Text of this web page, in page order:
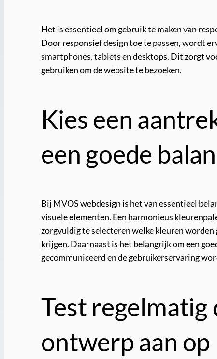
Het is essentieel om gebruik te maken van
Door responsief design toe te passen, wordt
smartphones, tablets en desktops. Dit zorgt
gebruiken om de website te bezoeken.
Kies een
een goede
Bij MVOS webdesign is het van essentieel
visuele elementen. Een harmonieus
zorgvuldig te selecteren welke kleuren
krijgen. Daarnaast is het belangrijk om een
gecommuniceerd en de gebruikerservaring
Test regelmatig
ontwerp aan op